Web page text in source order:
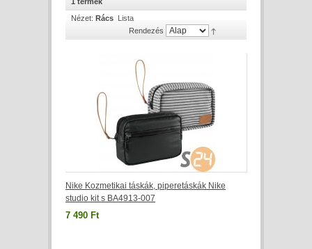
Nézet: Rács Lista
Rendezés
Nike Kozmetikai táskák, piperetáskák Nike
studio kit s BA4913-007
7 490 Ft